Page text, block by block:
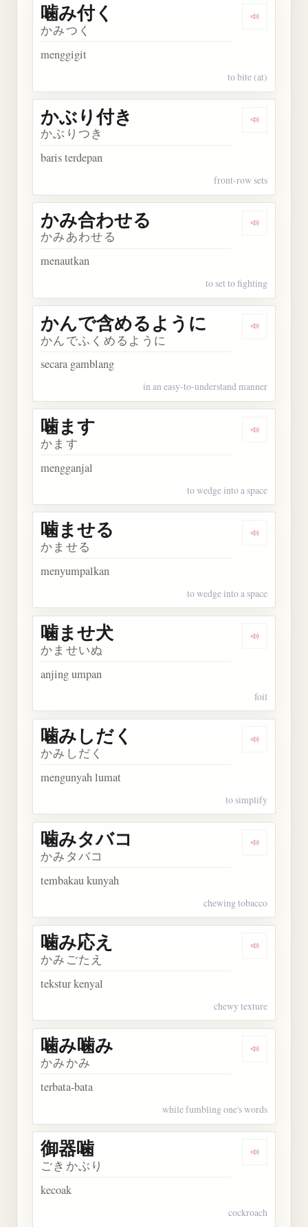
Dengarkan
噛み付く
かみつく
menggigit
to bite (at)
Dengarkan
かぶり付き
かぶりつき
baris terdepan
front-row sets
Dengarkan
かみ合わせる
かみあわせる
menautkan
to set to fighting
かんで含めるように
かんでふくめるように
secara gamblang
in an easy-to-understand manner
Dengarkan
噛ます
かます
mengganjal
to wedge into a space
Dengarkan
噛ませる
かませる
menyumpalkan
to wedge into a space
Dengarkan
噛ませ犬
かませいぬ
anjing umpan
foil
Dengarkan
噛みしだく
かみしだく
mengunyah lumat
to simplify
Dengarkan
噛みタバコ
かみタバコ
tembakau kunyah
chewing tobacco
Dengarkan
噛み応え
かみごたえ
tekstur kenyal
chewy texture
Dengarkan
噛み噛み
かみかみ
terbata-bata
while fumbling one's words
Dengarkan
御器噛
ごきかぶり
kecoak
cockroach